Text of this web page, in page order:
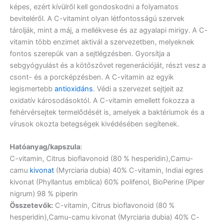
képes, ezért kívülről kell gondoskodni a folyamatos
beviteléről. A C-vitamint olyan létfontosságú szervek
tárolják, mint a máj, a mellékvese és az agyalapi mirigy. A C-
vitamin több enzimet aktivál a szervezetben, melyeknek
fontos szerepük van a sejtlégzésben. Gyorsítja a
sebgyógyulást és a kötőszövet regenerációját, részt vesz a
csont- és a porcképzésben. A C-vitamin az egyik
legismertebb antioxidáns. Védi a szervezet sejtjeit az
oxidatív károsodásoktól. A C-vitamin emellett fokozza a
fehérvérsejtek termelődését is, amelyek a baktériumok és a
vírusok okozta betegségek kivédésében segítenek.
Hatóanyag/kapszula:
C-vitamin, Citrus bioflavonoid (80 % hesperidin),Camu-
camu kivonat (Myrciaria dubia) 40% C-vitamin, Indiai egres
kivonat (Phyllantus emblica) 60% polifenol, BioPerine (Piper
nigrum) 98 % piperin
Összetevők: C-vitamin, Citrus bioflavonoid (80 %
hesperidin),Camu-camu kivonat (Myrciaria dubia) 40% C-